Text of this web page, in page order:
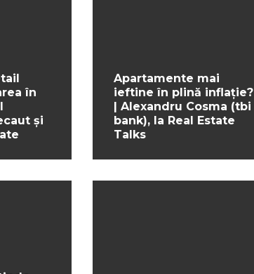
în
și
Apartamente mai
ieftine în plină inflație?
| Alexandru Cosma (tbi
bank), la Real Estate
Talks